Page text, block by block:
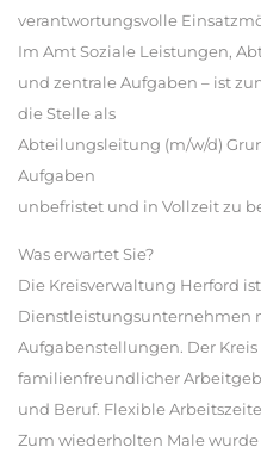
verantwortungsvolle
Im Amt Soziale Leistungen,
und zentrale Aufgaben – ist
die Stelle als
Abteilungsleitung (m/w/d)
Aufgaben
unbefristet und in Vollzeit zu
Was erwartet Sie?
Die Kreisverwaltung Herford
Dienstleistungsunternehmen
Aufgabenstellungen. Der
familienfreundlicher
und Beruf. Flexible
Zum wiederholten Male